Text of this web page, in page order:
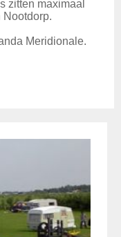
zitten maximaal
Nootdorp.
Meridionale.